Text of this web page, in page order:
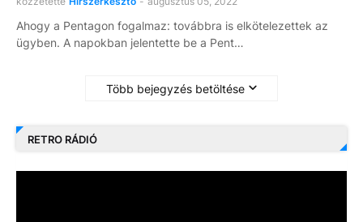
Ahogy a Pentagon fogalmaz: továbbra is elkötelezettek az
ügyben. A napokban jelentette be a Pent…
Több bejegyzés betöltése
RETRO RÁDIÓ